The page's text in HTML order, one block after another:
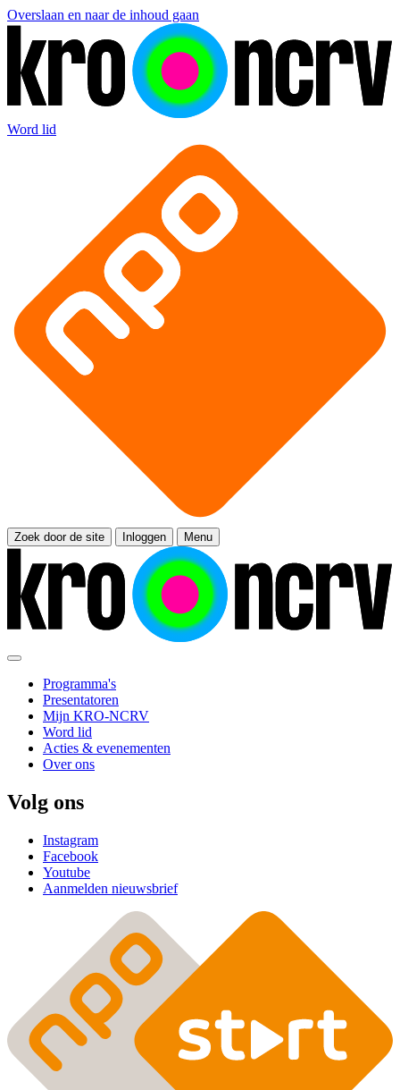
Overslaan en naar de inhoud gaan
Word lid
Zoek door de site Inloggen Menu
Programma's
Presentatoren
Mijn KRO-NCRV
Word lid
Acties & evenementen
Over ons
Volg ons
Instagram
Facebook
Youtube
Aanmelden nieuwsbrief